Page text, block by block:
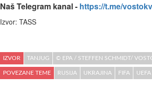
Naš Telegram kanal - https://t.me/
Izvor: TASS
IZVOR TANJUG © EPA / STEFFEN SCHMIDT/
POVEZANE TEME RUSIJA UKRAJINA FIFA UEFA